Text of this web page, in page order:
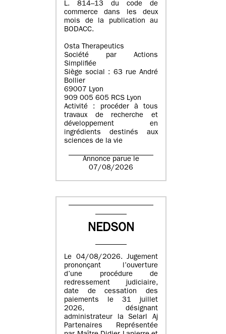
L. 814–13 du code de
commerce dans les deux
mois de la publication au
BODACC.
Osta Therapeutics
Société par Actions
Simplifiée
Siège social : 63 rue André
Bollier
69007 Lyon
909 005 605 RCS Lyon
Activité : procéder à tous
travaux de recherche et
développement en
ingrédients destinés aux
sciences de la vie
Annonce parue le
07/08/2026
NEDSON
Le 04/08/2026. Jugement
prononçant l’ouverture
d’une procédure de
redressement judiciaire,
date de cessation des
paiements le 31 juillet
2026, désignant
administrateur la Selarl Aj
Partenaires Représentée